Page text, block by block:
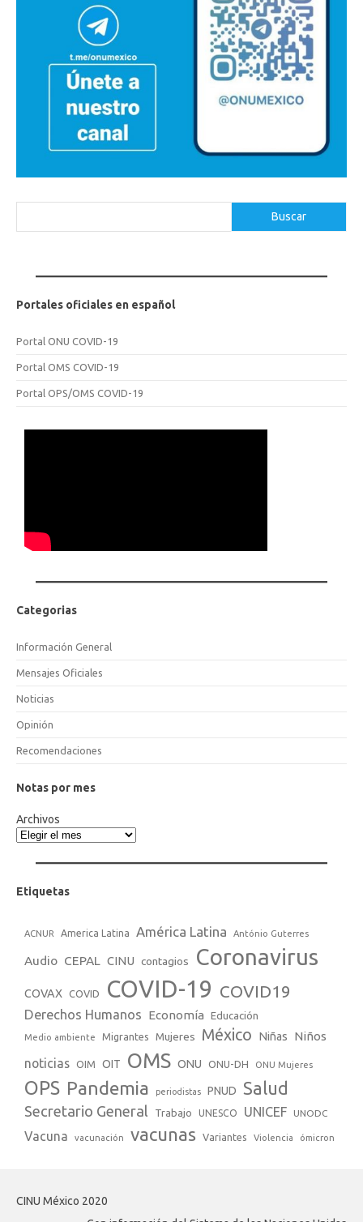
Buscar
Portales oficiales en español
Portal ONU COVID-19
Portal OMS COVID-19
Portal OPS/OMS COVID-19
Categorias
Información General
Mensajes Oficiales
Noticias
Opinión
Recomendaciones
Notas por mes
Archivos
Etiquetas
ACNUR America Latina América Latina António Guterres
Audio CEPAL CINU contagios Coronavirus
COVAX COVID COVID-19 COVID19
Derechos Humanos Economía Educación
Medio ambiente Migrantes Mujeres México Niñas Niños
noticias OIM OIT OMS ONU ONU-DH ONU Mujeres
OPS Pandemia periodistas PNUD Salud
Secretario General Trabajo UNESCO UNICEF UNODC
Vacuna vacunación vacunas Variantes Violencia ómicron
CINU México 2020